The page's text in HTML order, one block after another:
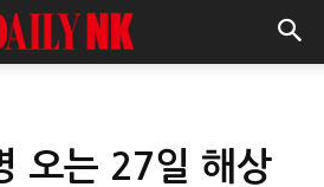
오는 27일 해상